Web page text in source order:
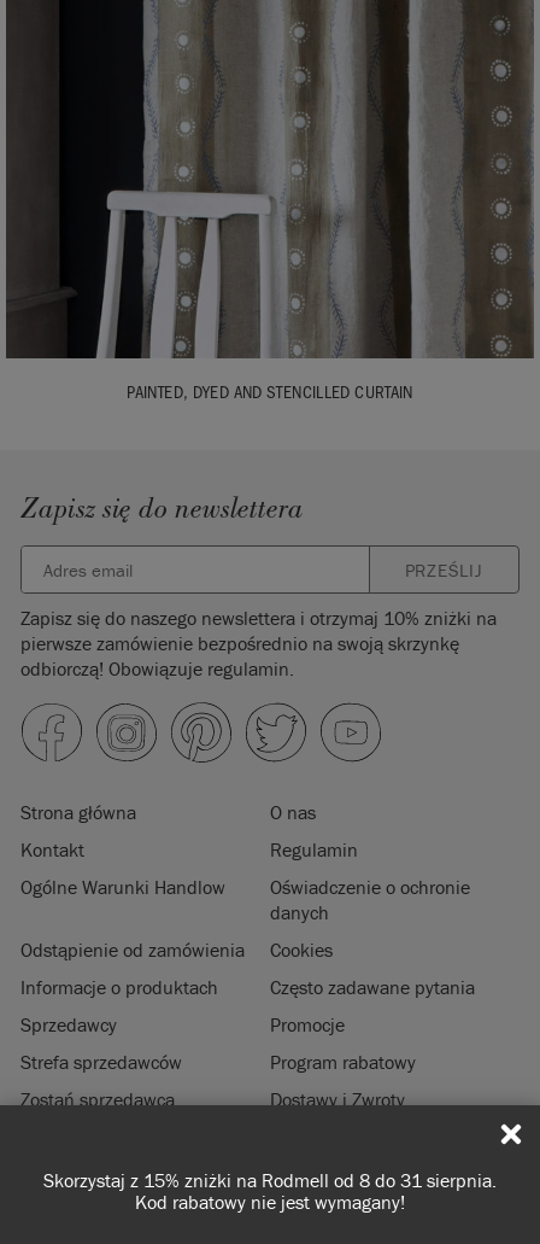
Darmowa dostawa przy zamówieniach od 350 zł
PAINTED, DYED AND STENCILLED CURTAIN
Zapisz się do newslettera
PRZEŚLIJ
Zapisz się do naszego newslettera i otrzymaj 10% zniżki na
pierwsze zamówienie bezpośrednio na swoją skrzynkę
odbiorczą! Obowiązuje regulamin.
Strona główna
O nas
Kontakt
Regulamin
Ogólne Warunki Handlow
Oświadczenie o ochronie
danych
Odstąpienie od zamówienia
Cookies
Informacje o produktach
Często zadawane pytania
Sprzedawcy
Promocje
Strefa sprzedawców
Program rabatowy
Zostań sprzedawcą
Dostawy i Zwroty
© 2026 ANNIE SLOAN INTERIORS LTD. "CHALK PAINT" jest zastrzeżonym
znakiem towarowym Annie Sloan Interiors Ltd. w USA i CAN. "ANNIE SLOAN" jest